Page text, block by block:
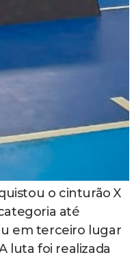
o cinturão X
até
em terceiro lugar
luta foi realizada